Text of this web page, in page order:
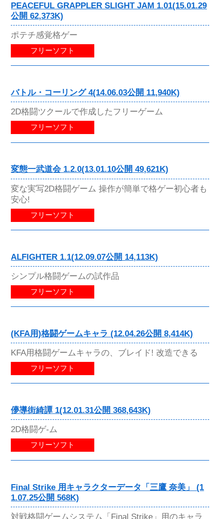
PEACEFUL GRAPPLER SLIGHT JAM 1.01(15.01.29
公開 62,373K)
ポテチ感覚格ゲー
フリーソフト
バトル・コーリング 4(14.06.03公開 11,940K)
2D格闘ツクールで作成したフリーゲーム
フリーソフト
変態一武道会 1.2.0(13.01.10公開 49,621K)
変な実写2D格闘ゲーム 操作が簡単で格ゲー初心者も
安心!
フリーソフト
ALFIGHTER 1.1(12.09.07公開 14,113K)
シンプル格闘ゲームの試作品
フリーソフト
(KFA用)格闘ゲームキャラ (12.04.26公開 8,414K)
KFA用格闘ゲームキャラの、ブレイド! 改造できる
フリーソフト
儚導街綺譚 1(12.01.31公開 368,643K)
2D格闘ゲ-ム
フリーソフト
Final Strike 用キャラクターデータ「三鷹 奈美」 (1
1.07.25公開 568K)
対戦格闘ゲームシステム「Final Strike」用のキャラ